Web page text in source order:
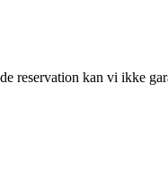
reservation kan vi ikke